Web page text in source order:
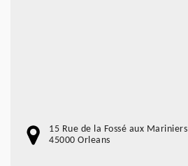
15 Rue de la Fossé aux Mariniers
45000 Orleans